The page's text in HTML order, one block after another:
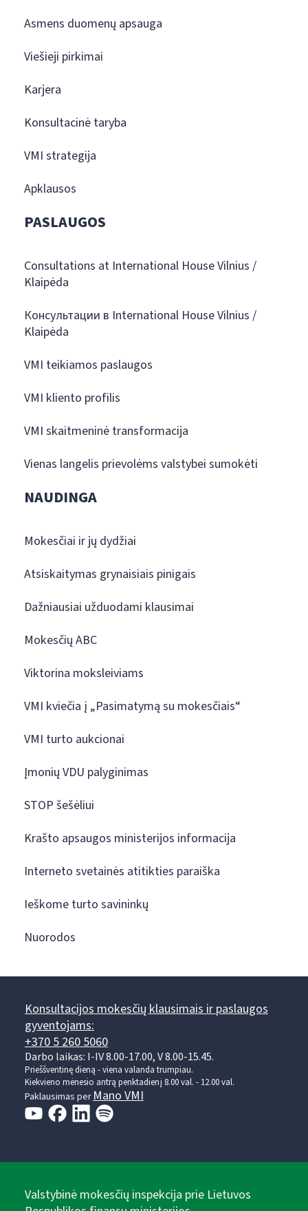
Asmens duomenų apsauga
Viešieji pirkimai
Karjera
Konsultacinė taryba
VMI strategija
Apklausos
PASLAUGOS
Consultations at International House Vilnius /
Klaipėda
Консультации в International House Vilnius /
Klaipėda
VMI teikiamos paslaugos
VMI kliento profilis
VMI skaitmeninė transformacija
Vienas langelis prievolėms valstybei sumokėti
NAUDINGA
Mokesčiai ir jų dydžiai
Atsiskaitymas grynaisiais pinigais
Dažniausiai užduodami klausimai
Mokesčių ABC
Viktorina moksleiviams
VMI kviečia į „Pasimatymą su mokesčiais“
VMI turto aukcionai
Įmonių VDU palyginimas
STOP šešėliui
Krašto apsaugos ministerijos informacija
Interneto svetainės atitikties paraiška
Ieškome turto savininkų
Nuorodos
Konsultacijos mokesčių klausimais ir paslaugos
gyventojams:
+370 5 260 5060
Darbo laikas: I-IV 8.00-17.00, V 8.00-15.45.
Prieššventinę dieną - viena valanda trumpiau.
Kiekvieno mėnesio antrą penktadienį 8.00 val. - 12.00 val.
Paklausimas perMano VMI
Valstybinė mokesčių inspekcija prie Lietuvos